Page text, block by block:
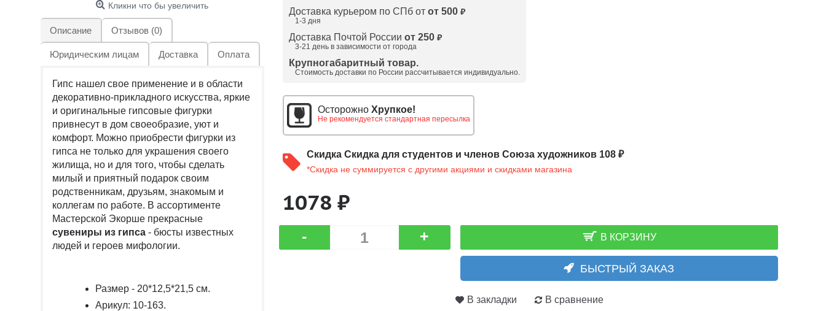
Кликни что бы увеличить
Описание Отзывов (0)
Юридическим лицам Доставка Оплата
Гипс нашел свое применение и в области
декоративно-прикладного искусства, яркие
и оригинальные гипсовые фигурки
привнесут в дом своеобразие, уют и
комфорт. Можно приобрести фигурки из
гипса не только для украшения своего
жилища, но и для того, чтобы сделать
милый и приятный подарок своим
родственникам, друзьям, знакомым и
коллегам по работе. В ассортименте
Мастерской Экорше прекрасные
сувениры из гипса - бюсты известных
людей и героев мифологии.
Размер - 20*12,5*21,5 см.
Арикул: 10-163.
Доставка курьером по СПб от от 500 ₽
1-3 дня
Доставка Почтой России от 250 ₽
3-21 день в зависимости от города
Крупногабаритный товар.
Стоимость доставки по России рассчитывается индивидуально.
Осторожно Хрупкое!
Не рекомендуется стандартная пересылка
Скидка Скидка для студентов и членов Союза художников 108 ₽
*Скидка не суммируется с другими акциями и скидками магазина
1078 ₽
- + В КОРЗИНУ
БЫСТРЫЙ ЗАКАЗ
В закладки В сравнение